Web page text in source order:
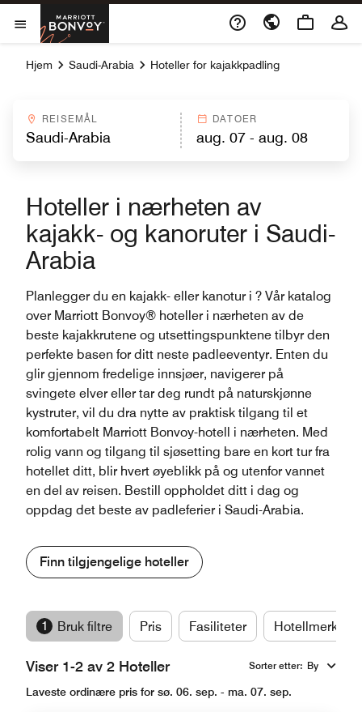
Skip to Content
openMenu
Marriott BonvoyÅpner et nytt vindu
Hjem Saudi-Arabia Hoteller for kajakkpadling
REISEMÅL DATOER
Hoteller i nærheten av
kajakk- og kanoruter i Saudi-
Arabia
Planlegger du en kajakk- eller kanotur i ? Vår katalog
over Marriott Bonvoy® hoteller i nærheten av de
beste kajakkrutene og utsettingspunktene tilbyr den
perfekte basen for ditt neste padleeventyr. Enten du
glir gjennom fredelige innsjøer, navigerer på
svingete elver eller tar deg rundt på naturskjønne
kystruter, vil du dra nytte av praktisk tilgang til et
komfortabelt Marriott Bonvoy-hotell i nærheten. Med
rolig vann og tilgang til sjøsetting bare en kort tur fra
hotellet ditt, blir hvert øyeblikk på og utenfor vannet
en del av reisen. Bestill oppholdet ditt i dag og
oppdag det beste av padleferier i Saudi-Arabia.
Finn tilgjengelige hoteller
1 Bruk filtre Pris Fasiliteter Hotellmerker
Viser 1-2 av 2 Hoteller Sorter etter: By
Laveste ordinære pris for sø. 06. sep. - ma. 07. sep.